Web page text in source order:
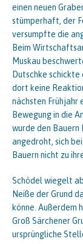
einen neuen
stümperhaft, der
versumpfte die
Beim
Muskau
Dutschke
dort keine
nächsten Frühjahr
Bewegung in die
wurde den Bauern
angedroht, sich
Bauern nicht zu
Schödel wiegelt
Neiße der Grund
könne. Außerdem
Groß Särchener
ursprüngliche